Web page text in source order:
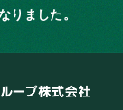
りました。